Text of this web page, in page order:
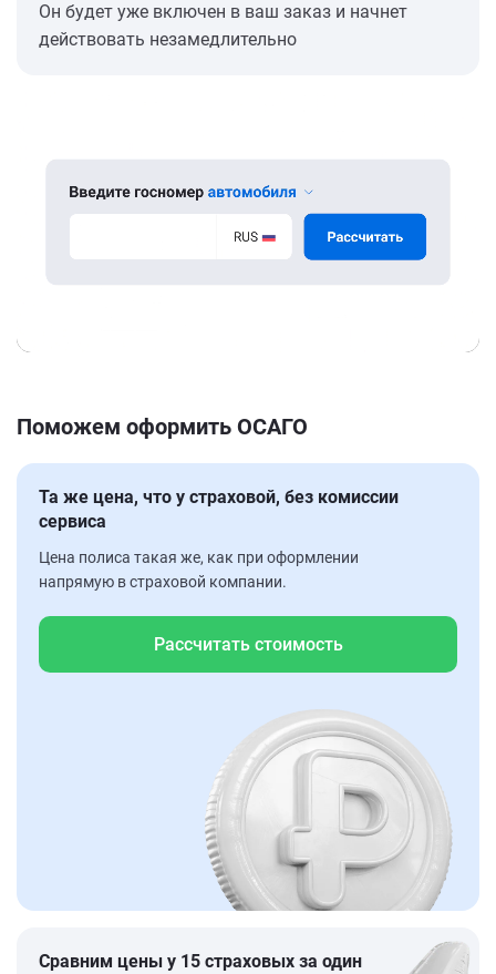
Он будет уже включен в ваш заказ и начнет
действовать незамедлительно
Поможем оформить ОСАГО
Та же цена, что у страховой, без комиссии
сервиса
Цена полиса такая же, как при оформлении
напрямую в страховой компании.
Рассчитать стоимость
Сравним цены у 15 страховых за один